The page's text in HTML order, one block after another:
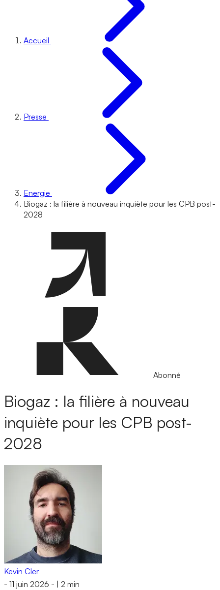
Accueil
Presse
Energie
Biogaz : la filière à nouveau inquiète pour les CPB post-
2028
Abonné
Biogaz : la filière à nouveau
inquiète pour les CPB post-
2028
Kevin Cler
- 11 juin 2026 - 2 min